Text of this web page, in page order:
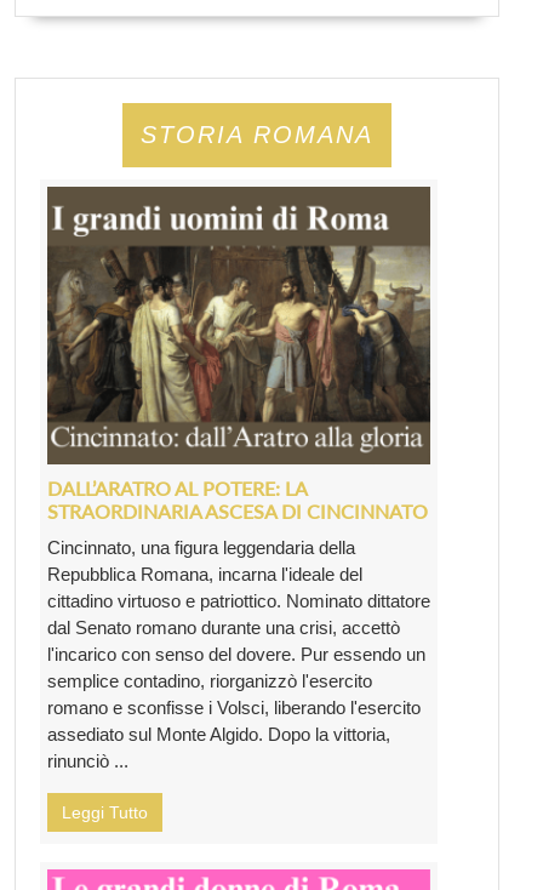
STORIA ROMANA
DALL’ARATRO AL POTERE: LA
STRAORDINARIA ASCESA DI CINCINNATO
Cincinnato, una figura leggendaria della
Repubblica Romana, incarna l'ideale del
cittadino virtuoso e patriottico. Nominato dittatore
dal Senato romano durante una crisi, accettò
l'incarico con senso del dovere. Pur essendo un
semplice contadino, riorganizzò l'esercito
romano e sconfisse i Volsci, liberando l'esercito
assediato sul Monte Algido. Dopo la vittoria,
rinunciò ...
Leggi Tutto